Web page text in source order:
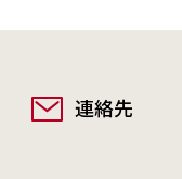
連絡先